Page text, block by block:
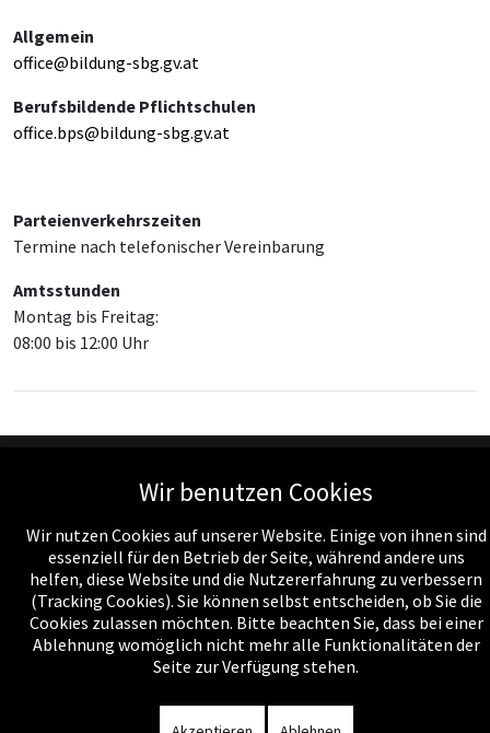
Allgemein
office@bildung-sbg.gv.at
Berufsbildende Pflichtschulen
office.bps@bildung-sbg.gv.at
Parteienverkehrszeiten
Termine nach telefonischer Vereinbarung
Amtsstunden
Montag bis Freitag:
08:00 bis 12:00 Uhr
Impressum-Datenschutzerklärung-Kontakt-Amtssignatur-
Rechnungen-Sitemap
Wir benutzen Cookies
Wir nutzen Cookies auf unserer Website. Einige von ihnen sind
essenziell für den Betrieb der Seite, während andere uns
helfen, diese Website und die Nutzererfahrung zu verbessern
(Tracking Cookies). Sie können selbst entscheiden, ob Sie die
Cookies zulassen möchten. Bitte beachten Sie, dass bei einer
Ablehnung womöglich nicht mehr alle Funktionalitäten der
Seite zur Verfügung stehen.